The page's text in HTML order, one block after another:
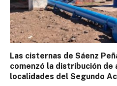
Las cisternas de Sáenz
comenzó la distribución de
localidades del Segundo